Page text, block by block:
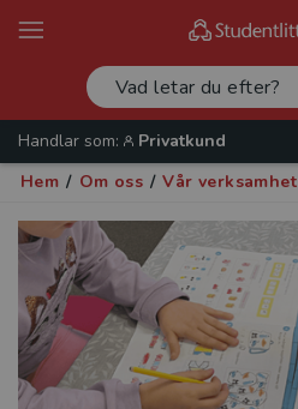
Handlar som:
Privatkund
Hem / Om oss / Vår verksamhet